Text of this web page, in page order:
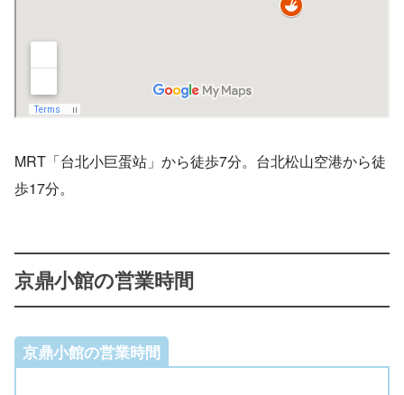
MRT「台北小巨蛋站」から徒歩7分。台北松山空港から徒
歩17分。
京鼎小館の営業時間
京鼎小館の営業時間